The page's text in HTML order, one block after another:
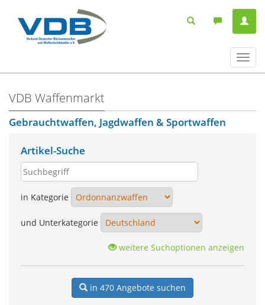
ein-/
VDB Waffenmarkt
Gebrauchtwaffen, Jagdwaffen & Sportwaffen
Artikel-Suche
in Kategorie
und Unterkategorie
weitere Suchoptionen anzeigen
in 470 Angebote suchen